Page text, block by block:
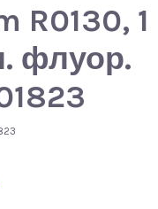
R0130, 1
флуор.